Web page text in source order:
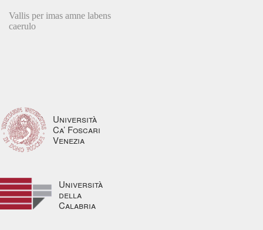
Vallis per imas amne labens
caerulo
Università
Ca’ Foscari
Venezia
Università
della
Calabria